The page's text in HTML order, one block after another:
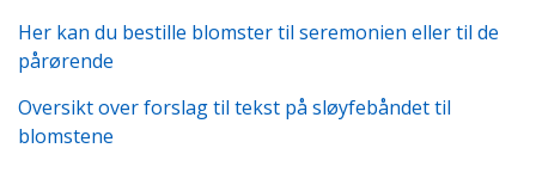
Her kan du bestille blomster til seremonien eller til de
pårørende
Oversikt over forslag til tekst på sløyfebåndet til
blomstene